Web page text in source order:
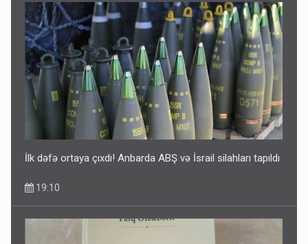
İlk dəfə ortaya çıxdı! Anbarda ABŞ və İsrail silahları tapıldı
19:10